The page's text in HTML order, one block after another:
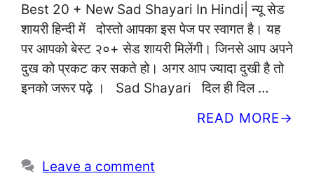
Best 20 + New Sad Shayari In Hindi| न्यू सेड
शायरी हिन्दी में दोस्तो आपका इस पेज पर स्वागत है। यह
पर आपको बेस्ट २०+ सेड शायरी मिलेंगी। जिनसे आप अपने
दुख को प्रकट कर सकते हो। अगर आप ज्यादा दुखी है तो
इनको जरूर पढ़े । Sad Shayari दिल ही दिल …
READ MORE
Leave a comment